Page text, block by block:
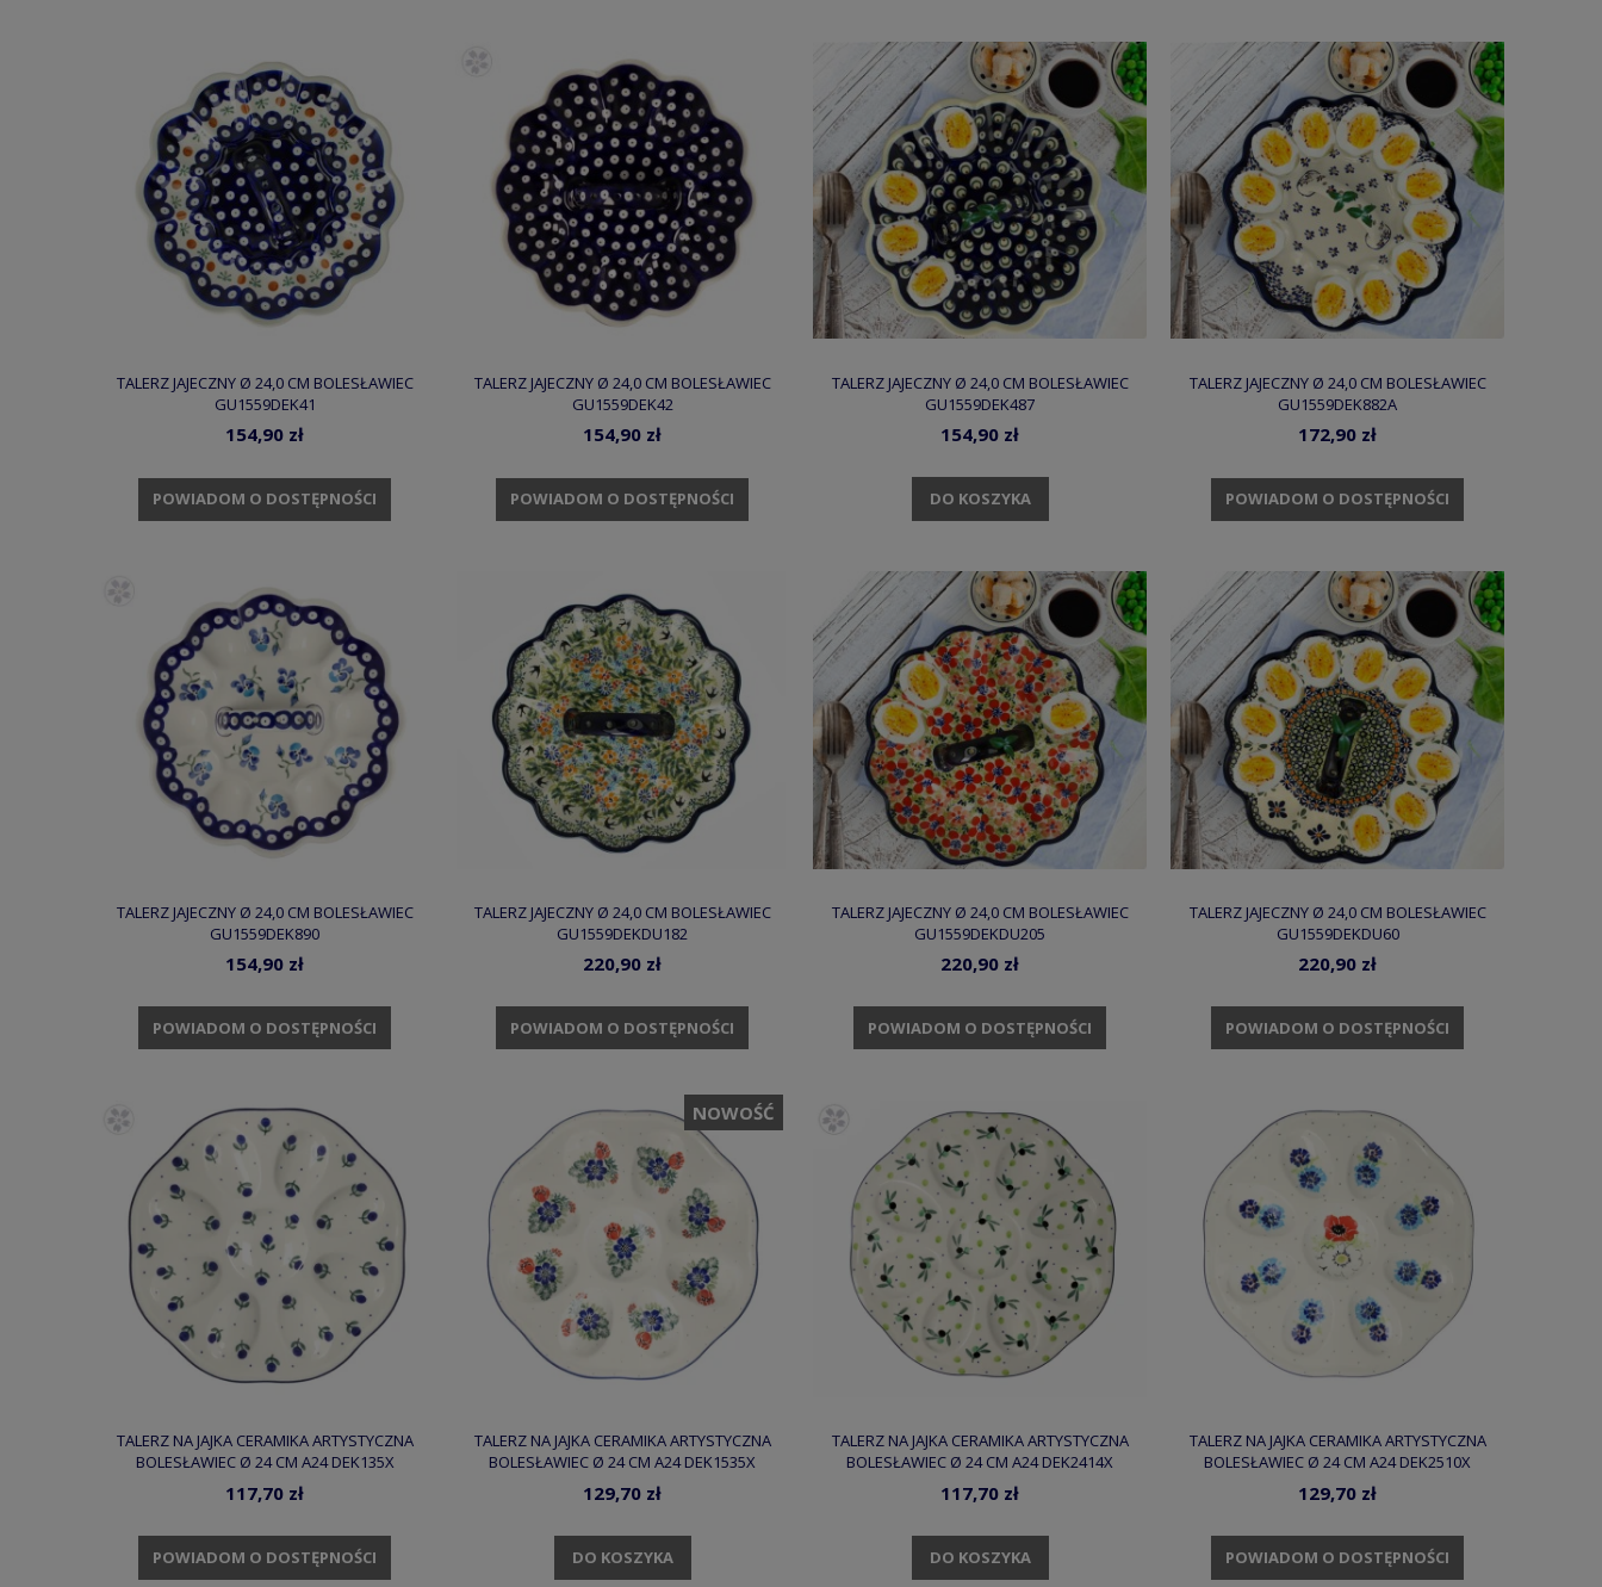
TALERZ JAJECZNY Ø 24,0 CM BOLESŁAWIEC
GU1559DEK41
154,90 zł
POWIADOM O DOSTĘPNOŚCI
TALERZ JAJECZNY Ø 24,0 CM BOLESŁAWIEC
GU1559DEK42
154,90 zł
POWIADOM O DOSTĘPNOŚCI
TALERZ JAJECZNY Ø 24,0 CM BOLESŁAWIEC
GU1559DEK487
154,90 zł
DO KOSZYKA
TALERZ JAJECZNY Ø 24,0 CM BOLESŁAWIEC
GU1559DEK882A
172,90 zł
POWIADOM O DOSTĘPNOŚCI
TALERZ JAJECZNY Ø 24,0 CM BOLESŁAWIEC
GU1559DEK890
154,90 zł
POWIADOM O DOSTĘPNOŚCI
TALERZ JAJECZNY Ø 24,0 CM BOLESŁAWIEC
GU1559DEKDU182
220,90 zł
POWIADOM O DOSTĘPNOŚCI
TALERZ JAJECZNY Ø 24,0 CM BOLESŁAWIEC
GU1559DEKDU205
220,90 zł
POWIADOM O DOSTĘPNOŚCI
TALERZ JAJECZNY Ø 24,0 CM BOLESŁAWIEC
GU1559DEKDU60
220,90 zł
POWIADOM O DOSTĘPNOŚCI
TALERZ NA JAJKA CERAMIKA ARTYSTYCZNA
BOLESŁAWIEC Ø 24 CM A24 DEK135X
117,70 zł
POWIADOM O DOSTĘPNOŚCI
TALERZ NA JAJKA CERAMIKA ARTYSTYCZNA
BOLESŁAWIEC Ø 24 CM A24 DEK1535X
129,70 zł
DO KOSZYKA
NOWOŚĆ
TALERZ NA JAJKA CERAMIKA ARTYSTYCZNA
BOLESŁAWIEC Ø 24 CM A24 DEK2414X
117,70 zł
DO KOSZYKA
TALERZ NA JAJKA CERAMIKA ARTYSTYCZNA
BOLESŁAWIEC Ø 24 CM A24 DEK2510X
129,70 zł
POWIADOM O DOSTĘPNOŚCI